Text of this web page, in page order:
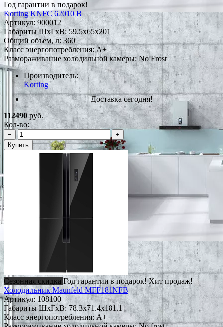
Год гарантии в подарок!
Korting KNFC 62010 B
Артикул:900012
Габариты ШxГxВ: 59.5x65x201
Общий объем, л: 360
Класс энергопотребления: А+
Размораживание холодильной камеры: No Frost
Производитель:
Korting
Доставка сегодня!
112490руб.
Кол-во:
−
+
Купить
Сезонная скидка Год гарантии в подарок!Хит продаж!
Холодильник Maunfeld MFF181NFB
Артикул: 108100
Габариты ШxГxВ: 78.3x71.4x181.1
Класс энергопотребления: A+